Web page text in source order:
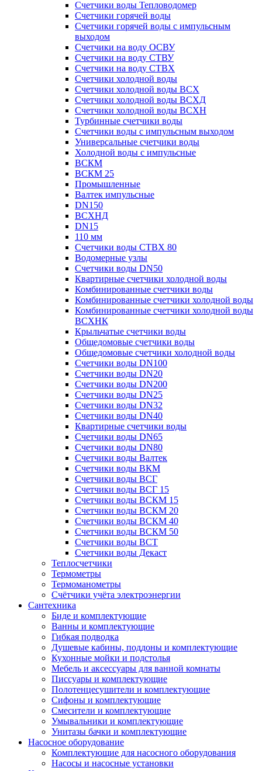
Счетчики воды Тепловодомер
Счетчики горячей воды
Счетчики горячей воды с импульсным
выходом
Счетчики на воду ОСВУ
Счетчики на воду СТВУ
Счетчики на воду СТВХ
Счетчики холодной воды
Счетчики холодной воды ВСХ
Счетчики холодной воды ВСХД
Счетчики холодной воды ВСХН
Турбинные счетчики воды
Счетчики воды с импульсным выходом
Универсальные счетчики воды
Холодной воды с импульсные
ВСКМ
ВСКМ 25
Промышленные
Валтек импульсные
DN150
ВСХНД
DN15
110 мм
Счетчики воды СТВХ 80
Водомерные узлы
Счетчики воды DN50
Квартирные счетчики холодной воды
Комбинированные счетчики воды
Комбинированные счетчики холодной воды
Комбинированные счетчики холодной воды
ВСХНК
Крыльчатые счетчики воды
Общедомовые счетчики воды
Общедомовые счетчики холодной воды
Счетчики воды DN100
Счетчики воды DN20
Счетчики воды DN200
Счетчики воды DN25
Счетчики воды DN32
Счетчики воды DN40
Квартирные счетчики воды
Счетчики воды DN65
Счетчики воды DN80
Счетчики воды Валтек
Счетчики воды ВКМ
Счетчики воды ВСГ
Счетчики воды ВСГ 15
Счетчики воды ВСКМ 15
Счетчики воды ВСКМ 20
Счетчики воды ВСКМ 40
Счетчики воды ВСКМ 50
Счетчики воды ВСТ
Счетчики воды Декаст
Теплосчетчики
Термометры
Термоманометры
Счётчики учёта электроэнергии
Сантехника
Биде и комплектующие
Ванны и комплектующие
Гибкая подводка
Душевые кабины, поддоны и комплектующие
Кухонные мойки и подстолья
Мебель и аксессуары для ванной комнаты
Писсуары и комплектующие
Полотенцесушители и комплектующие
Сифоны и комплектующие
Смесители и комплектующие
Умывальники и комплектующие
Унитазы бачки и комплектующие
Насосное оборудование
Комплектующие для насосного оборудования
Насосы и насосные установки